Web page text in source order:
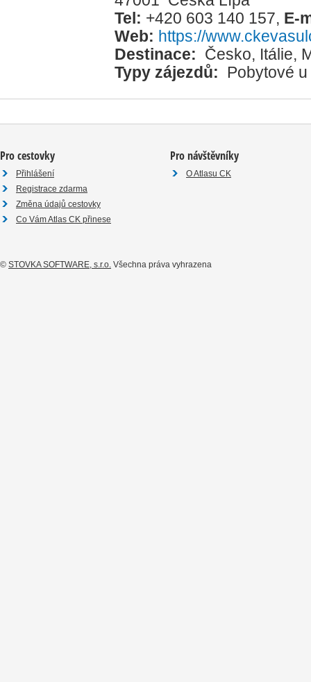
Tel: +420 603 140 157, E-
Web: https://
Destinace: Česko, Itálie,
Typy zájezdů:
Pobytové
Pro cestovky
Přihlášení
Registrace zdarma
Změna údajů cestovky
Co Vám Atlas CK přinese
Pro návštěvníky
O Atlasu CK
© STOVKA SOFTWARE, s.r.o. Všechna práva vyhrazena